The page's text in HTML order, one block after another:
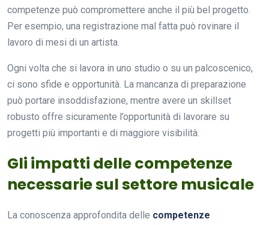
competenze può compromettere anche il più bel progetto.
Per esempio, una registrazione mal fatta può rovinare il
lavoro di mesi di un artista.
Ogni volta che si lavora in uno studio o su un palcoscenico,
ci sono sfide e opportunità. La mancanza di preparazione
può portare insoddisfazione, mentre avere un skillset
robusto offre sicuramente l’opportunità di lavorare su
progetti più importanti e di maggiore visibilità.
Gli impatti delle competenze
necessarie sul settore musicale
La conoscenza approfondita delle competenze